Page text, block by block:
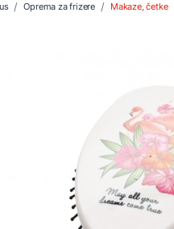
Oprema za frizere Makaze, četke